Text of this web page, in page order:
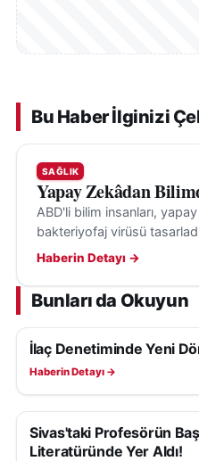
Bu Haber İlginizi
SAĞLIK
Yapay Zekâdan
ABD'li bilim insanları,
bakteriyofaj virüsü
bakterilerini hedef aldığı ve
Haberin Detayı →
Bunları da Okuyun
SAĞLIK
İlaç Denetiminde Yeni
Haberin Detayı →
SAĞLIK
Sivas'taki Profesörün
Literatüründe Yer Aldı!